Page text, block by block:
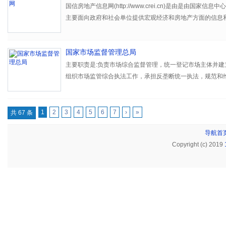
国信房地产信息网(http://www.crei.cn)是由是由国家信息中
主要面向政府和社会单位提供宏观经济和房地产方面的信息
评估）三大方面内容，可提供全部地级以上城市的月度和年
数据，是研究中国宏观经济和房地产业的重要参考资料，拥
和房地产的相关数据，面向政府、研究机构和企业提供专业
格指数、人民生活、财政、资源环境、能源、固定资产投资
输软件和信息技术服务业、金融业、房地产业、科技、教
和体育、公共管理社会保障和社会组织、服务业、城乡建
国家市场监督管理总局
主要职责是:负责市场综合监督管理，统一登记市场主体并
组织市场监管综合执法工作，承担反垄断统一执法，规范和
共 67 条
1 2 3 4 5 6 7 › »
导航首
Copyright (c) 2019